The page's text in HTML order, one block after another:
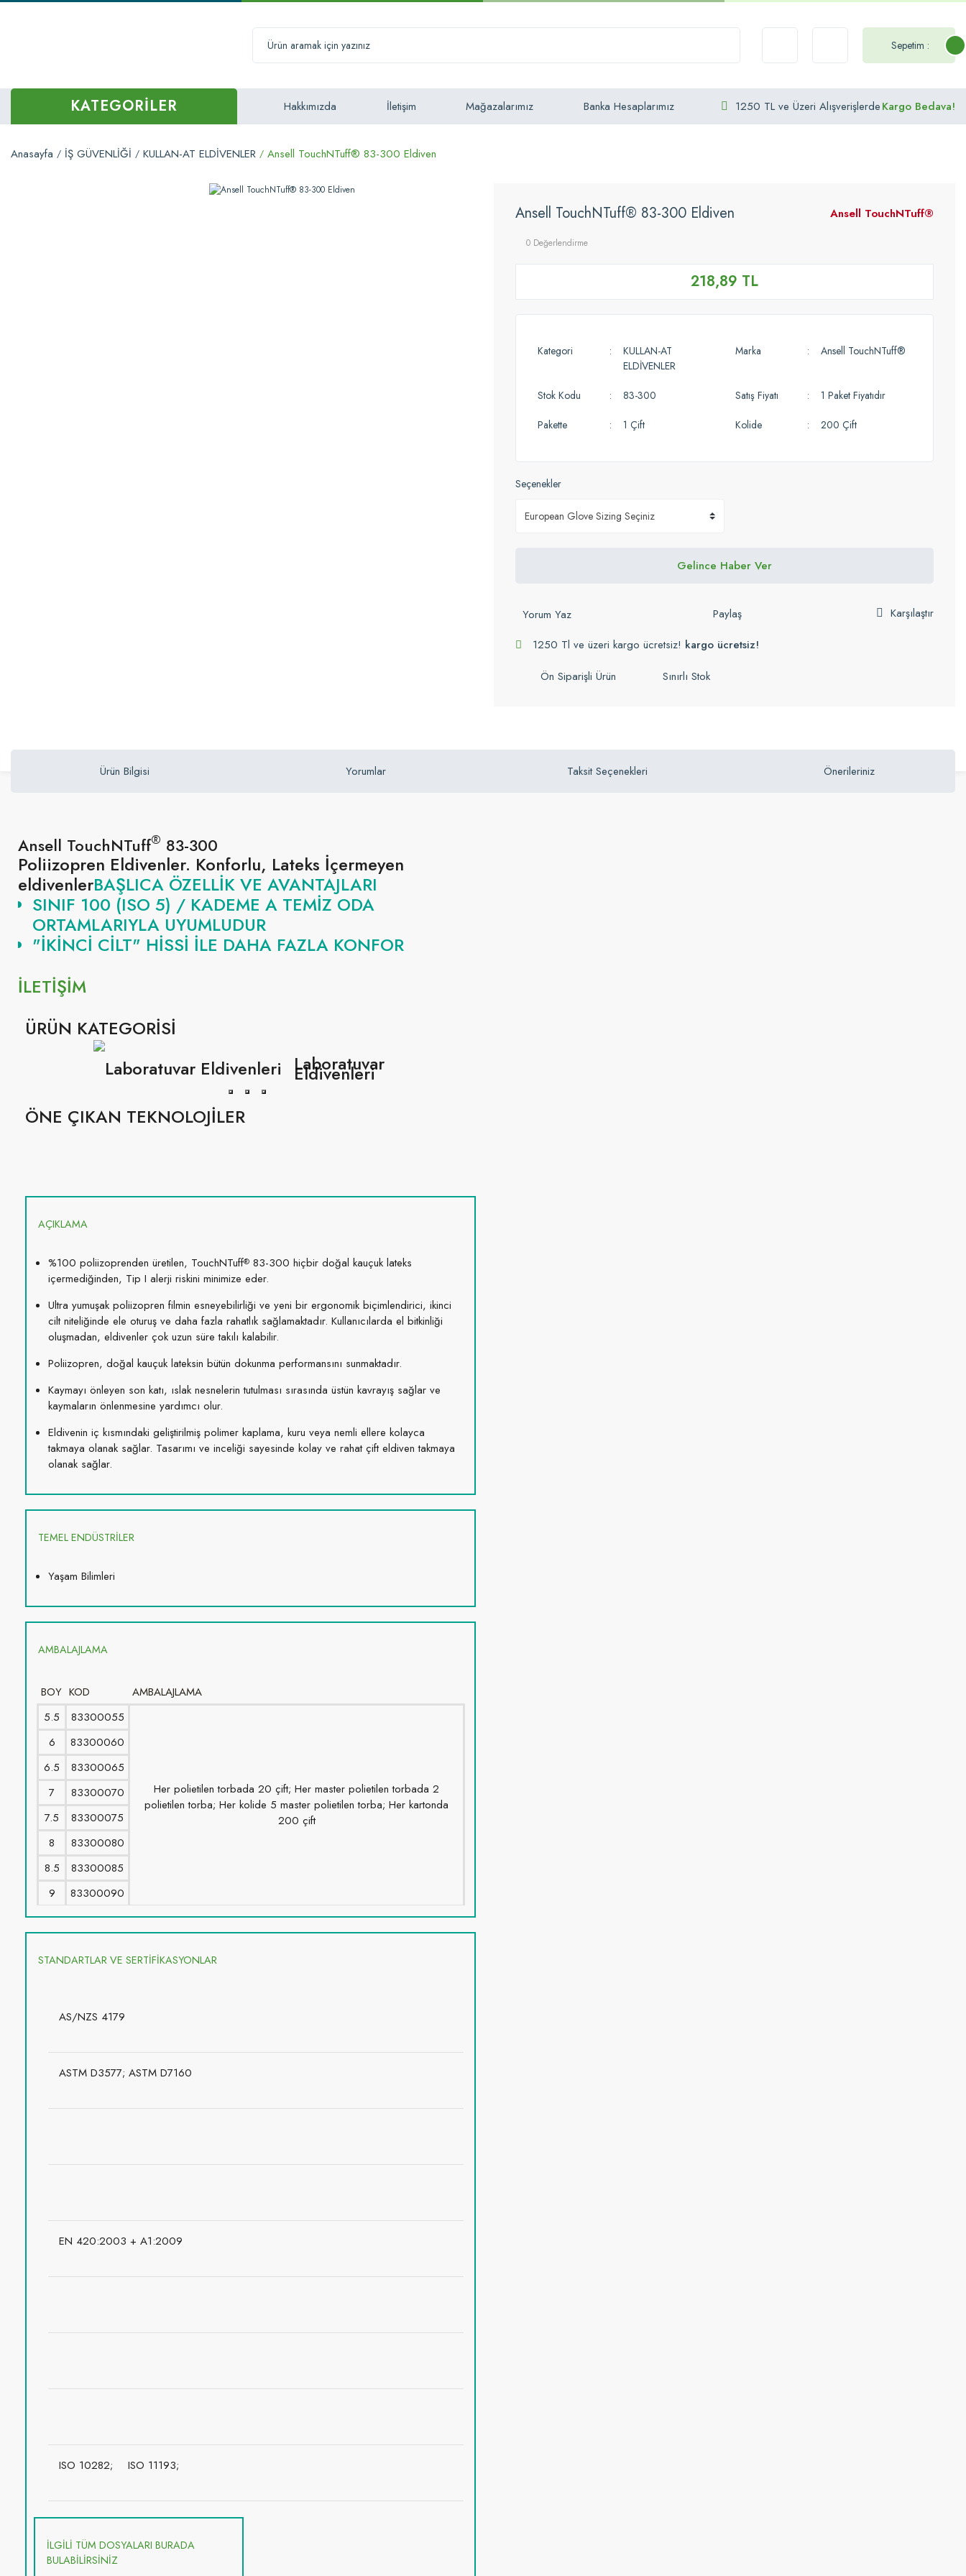
Sepetim :
KATEGORİLER Hakkımızda İletişim Mağazalarımız Banka Hesaplarımız 1250 TL ve Üzeri AlışverişlerdeKargo Bedava!
Anasayfa İŞ GÜVENLİĞİ KULLAN-AT ELDİVENLER Ansell TouchNTuff® 83-300 Eldiven
Ansell TouchNTuff® 83-300 Eldiven Ansell TouchNTuff®
0 Değerlendirme
218,89 TL
Kategori
KULLAN-AT
ELDİVENLER
Marka Ansell TouchNTuff®
Stok Kodu 83-300 Satış Fiyatı 1 Paket Fiyatıdır
Pakette 1 Çift Kolide 200 Çift
Seçenekler
Gelince Haber Ver
Yorum Yaz Paylaş
Karşılaştır
1250 Tl ve üzeri kargo ücretsiz! kargo ücretsiz!
Ön Siparişli Ürün
Sınırlı Stok
Ürün Bilgisi Yorumlar Taksit Seçenekleri Önerileriniz
Ansell TouchNTuff® 83-300
Poliizopren Eldivenler. Konforlu, Lateks İçermeyen
eldivenlerBAŞLICA ÖZELLİK VE AVANTAJLARI
SINIF 100 (ISO 5) / KADEME A TEMIZ ODA
ORTAMLARIYLA UYUMLUDUR
"İKINCI CILT" HISSI ILE DAHA FAZLA KONFOR
İLETİŞİM
ÜRÜN KATEGORİSİ
Laboratuvar
Eldivenleri
ÖNE ÇIKAN TEKNOLOJİLER
AÇIKLAMA
%100 poliizoprenden üretilen, TouchNTuff® 83-300 hiçbir doğal kauçuk lateks
içermediğinden, Tip I alerji riskini minimize eder.
Ultra yumuşak poliizopren filmin esneyebilirliği ve yeni bir ergonomik biçimlendirici, ikinci
cilt niteliğinde ele oturuş ve daha fazla rahatlık sağlamaktadır. Kullanıcılarda el bitkinliği
oluşmadan, eldivenler çok uzun süre takılı kalabilir.
Poliizopren, doğal kauçuk lateksin bütün dokunma performansını sunmaktadır.
Kaymayı önleyen son katı, ıslak nesnelerin tutulması sırasında üstün kavrayış sağlar ve
kaymaların önlenmesine yardımcı olur.
Eldivenin iç kısmındaki geliştirilmiş polimer kaplama, kuru veya nemli ellere kolayca
takmaya olanak sağlar. Tasarımı ve inceliği sayesinde kolay ve rahat çift eldiven takmaya
olanak sağlar.
TEMEL ENDÜSTRİLER
Yaşam Bilimleri
AMBALAJLAMA
BOY KOD
AMBALAJLAMA
5.5
83300055
Her polietilen torbada 20 çift; Her master polietilen torbada 2
polietilen torba; Her kolide 5 master polietilen torba; Her kartonda
200 çift
6
83300060
6.5
83300065
7
83300070
7.5
83300075
8
83300080
8.5
83300085
9
83300090
STANDARTLAR VE SERTİFİKASYONLAR
AS/NZS 4179
ASTM D3577; ASTM D7160
EN 420:2003 + A1:2009
ISO 10282; ISO 11193;
İLGİLİ TÜM DOSYALARI BURADA
BULABİLİRSİNİZ